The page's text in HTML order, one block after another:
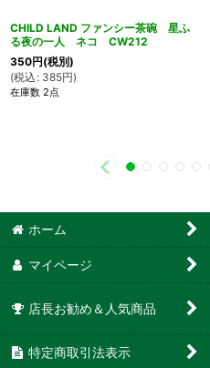
CHILD LAND ファンシー茶碗 星ふ
る夜の一人 ネコ CW212
350円(税別)
(税込 : 385円)
在庫数 2点
ホーム
マイページ
店長お勧め＆人気商品
特定商取引法表示